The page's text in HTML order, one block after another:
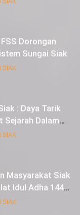
Dorongan
Sungai Siak
SIAK
: Daya Tarik
Sejarah Dalam
SIAK
Masyarakat Siak
Idul Adha 1445
Tugu Siak
SIAK